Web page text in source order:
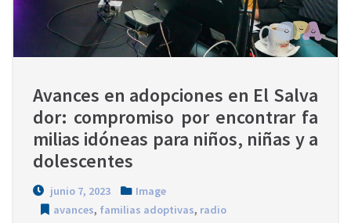
Avances en adopciones en El Salva
dor: compromiso por encontrar fa
milias idóneas para niños, niñas y a
dolescentes
junio 7, 2023
Image
avances, familias adoptivas, radio